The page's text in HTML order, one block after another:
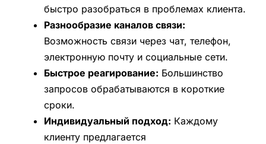
быстро разобраться в проблемах клиента.
Разнообразие каналов связи:
Возможность связи через чат, телефон,
электронную почту и социальные сети.
Быстрое реагирование: Большинство
запросов обрабатываются в короткие
сроки.
Индивидуальный подход: Каждому
клиенту предлагается